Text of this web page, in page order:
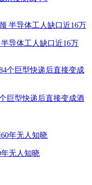
导体工人缺口近16万
巨型快递后直接变成酒
无人知晓